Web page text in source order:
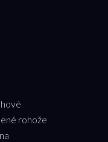
rohože